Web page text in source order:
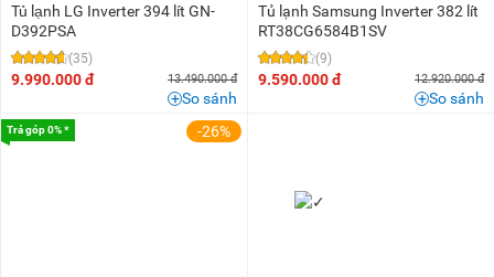
Tủ lạnh LG Inverter 394 lít GN-
D392PSA
(35)
9.990.000 đ 13.490.000 đ
So sánh
Tủ lạnh Samsung Inverter 382 lít
RT38CG6584B1SV
(9)
9.590.000 đ 12.920.000 đ
So sánh
Trả góp 0% * -26%